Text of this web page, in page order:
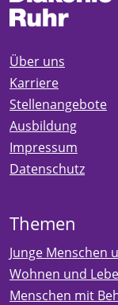
Über uns
Karriere
Stellenangebote
Ausbildung
Impressum
Datenschutz
Themen
Junge Menschen
Wohnen und
Menschen mit